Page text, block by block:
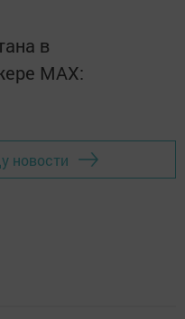
в
MАХ:
новости